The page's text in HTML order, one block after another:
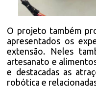
O projeto também
apresentados os
extensão. Neles
artesanato e
e destacadas as
robótica e